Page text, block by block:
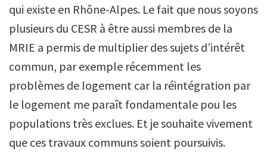
qui existe en Rhône-Alpes. Le fait que nous soyons
plusieurs du CESR à être aussi membres de la
MRIE a permis de multiplier des sujets d’intérêt
commun, par exemple récemment les
problèmes de logement car la réintégration par
le logement me paraît fondamentale pou les
populations très exclues. Et je souhaite vivement
que ces travaux communs soient poursuivis.